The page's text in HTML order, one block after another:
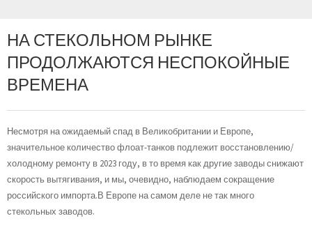
НА СТЕКОЛЬНОМ РЫНКЕ
ПРОДОЛЖАЮТСЯ НЕСПОКОЙНЫЕ
ВРЕМЕНА
Несмотря на ожидаемый спад в Великобритании и Европе,
значительное количество флоат-танков подлежит восстановлению/
холодному ремонту в 2023 году, в то время как другие заводы снижают
скорость вытягивания, и мы, очевидно, наблюдаем сокращение
российского импорта.В Европе на самом деле не так много
стекольных заводов.